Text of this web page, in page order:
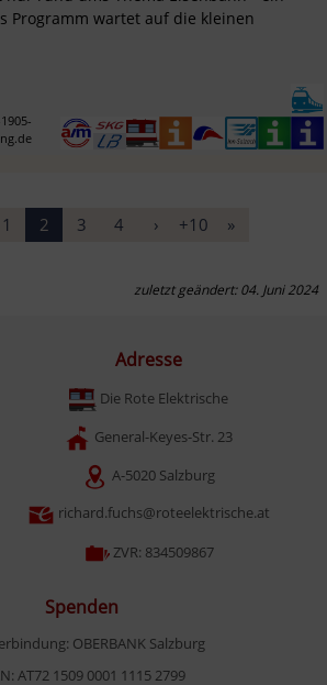
Programm wartet auf die kleinen
1 2 3 4 › +10 »
zuletzt geändert: 04. Juni 2024
Adresse
Die Rote Elektrische
General-Keyes-Str. 23
A-5020 Salzburg
richard.fuchs@roteelektrische.at
ZVR: 834509867
Spenden
OBERBANK Salzburg
AT72 1509 0001 1115 2799